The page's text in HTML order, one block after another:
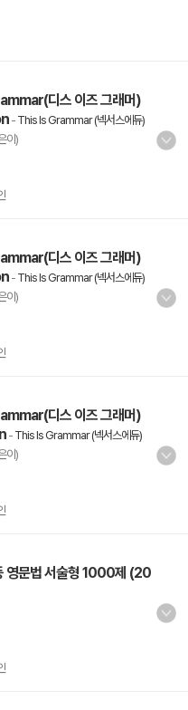
디스 이즈 그래머)
- This Is Grammar (넥서스에듀)
이)
디스 이즈 그래머)
- This Is Grammar (넥서스에듀)
이)
디스 이즈 그래머)
- This Is Grammar (넥서스에듀)
이)
영문법 서술형 1000제 (20